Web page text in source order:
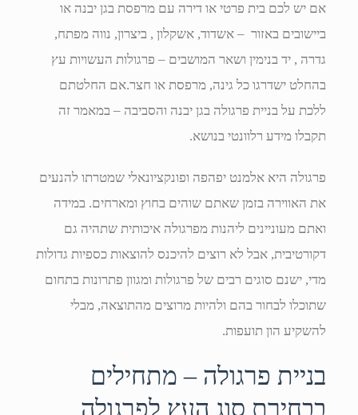
אם יש לכם בית פרטי או דירה עם מרפסת בגן יבנה או
ביישובים באזור – אשדוד, אשקלון , ביצרון, נווה מפתח,
גדרה , יד בנימין ושאר המושבים – פרגולות העשויות עץ
בהחלט ישדרגו כל גינה, מרפסת או חצר.אם החלטתם
ללכת על בניית פרגולה בגן יבנה והסביבה – במאמר זה
תקבלו מידע רלוונטי בנושא.
פרגולה היא אלמנט יפהפה ופונקציונאלי שמטרתו להנעים
את האווירה בזמן שאתם שוהים בחוץ ומארחים. במידה
ואתם מעוניינים ליהנות מפרגולה איכותית שתהיה גם
דקורטיבית, אבל לא רוצים להיכנס להוצאות כספיות גדולות
מדי, ישנם סוגים רבים של פרגולות ומגוון פתרונות בתחום
שתוכלו לבחור בהם ולהיות מרוצים מהתוצאה, מבלי
להשקיע הון תועפות.
בניית פרגולה – מתחילים
בבחירת סוג העץ לפרגולה